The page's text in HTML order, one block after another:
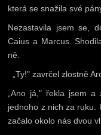
která se snažila své
Nezastavila jsem se,
Caius a Marcus.
ně.
„Ty!" zavrčel zlostně
„Ano já," řekla jsem
jednoho z nich za ruku.
začalo okolo nás dvou